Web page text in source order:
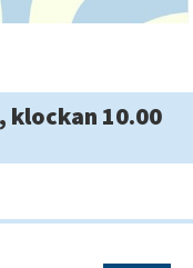
klockan 10.00